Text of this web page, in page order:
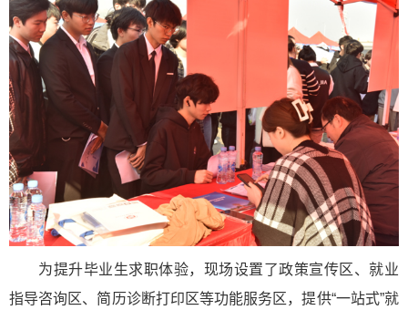
为提升毕业生求职体验，现场设置了政策宣传区、就业
指导咨询区、简历诊断打印区等功能服务区，提供“一站式”就